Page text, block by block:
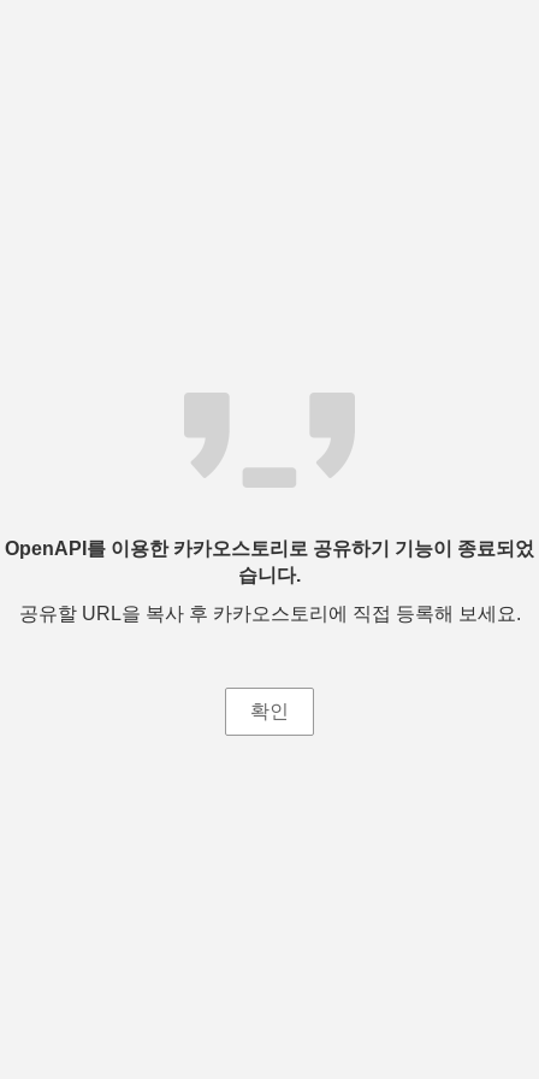
OpenAPI를 이용한 카카오스토리로 공유하기 기능이 종료되었
습니다.
공유할 URL을 복사 후 카카오스토리에 직접 등록해 보세요.
확인